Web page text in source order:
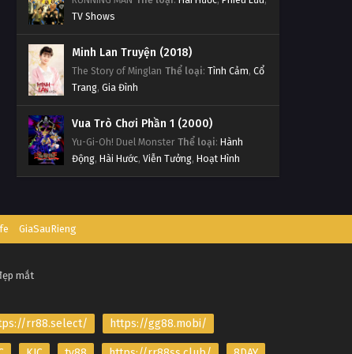
TV Shows
Minh Lan Truyện (2018)
The Story of Minglan Thể loại: Tình Cảm, Cổ
Trang, Gia Đình
Vua Trò Chơi Phần 1 (2000)
Yu-Gi-Oh! Duel Monster Thể loại: Hành
Động, Hài Hước, Viễn Tưởng, Hoạt Hình
GiaSauRieng
mắt
rr88.select/ https://gg88.mobi/